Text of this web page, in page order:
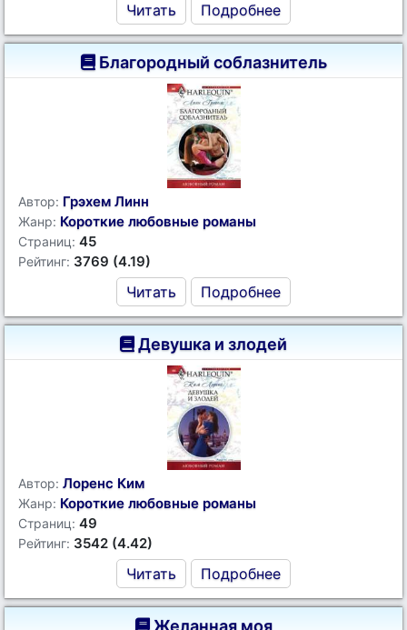
Читать Подробнее
Благородный соблазнитель
Автор: Грэхем Линн
Жанр: Короткие любовные романы
Страниц: 45
Рейтинг: 3769 (4.19)
Читать Подробнее
Девушка и злодей
Автор: Лоренс Ким
Жанр: Короткие любовные романы
Страниц: 49
Рейтинг: 3542 (4.42)
Читать Подробнее
Желанная моя